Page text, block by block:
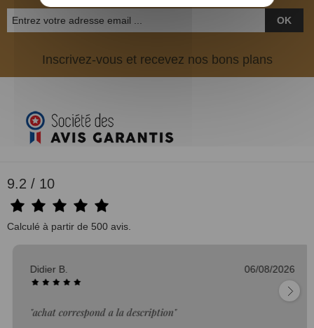
OK
Inscrivez-vous et recevez nos bons plans
9.2 / 10
Calculé à partir de 500 avis.
Didier B. 06/08/2026
"achat correspond a la description"